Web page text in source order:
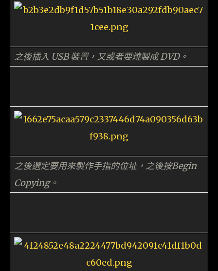
之後插入 USB 裝置，又或者要燒製成 DVD。
之後選定要用來製作手指的位址，之後按Begin
Copying。